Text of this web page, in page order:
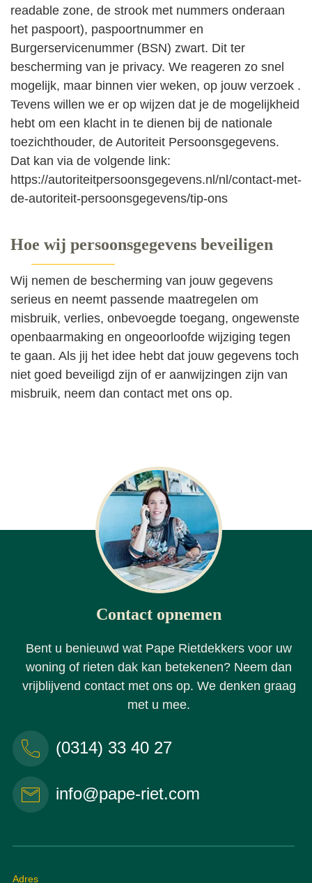
readable zone, de strook met nummers onderaan
het paspoort), paspoortnummer en
Burgerservicenummer (BSN) zwart. Dit ter
bescherming van je privacy. We reageren zo snel
mogelijk, maar binnen vier weken, op jouw verzoek .
Tevens willen we er op wijzen dat je de mogelijkheid
hebt om een klacht in te dienen bij de nationale
toezichthouder, de Autoriteit Persoonsgegevens.
Dat kan via de volgende link:
https://autoriteitpersoonsgegevens.nl/nl/contact-met-
de-autoriteit-persoonsgegevens/tip-ons
Hoe wij persoonsgegevens beveiligen
Wij nemen de bescherming van jouw gegevens
serieus en neemt passende maatregelen om
misbruik, verlies, onbevoegde toegang, ongewenste
openbaarmaking en ongeoorloofde wijziging tegen
te gaan. Als jij het idee hebt dat jouw gegevens toch
niet goed beveiligd zijn of er aanwijzingen zijn van
misbruik, neem dan contact met ons op.
Contact opnemen
Bent u benieuwd wat Pape Rietdekkers voor uw
woning of rieten dak kan betekenen? Neem dan
vrijblijvend contact met ons op. We denken graag
met u mee.
(0314) 33 40 27
info@pape-riet.com
Adres